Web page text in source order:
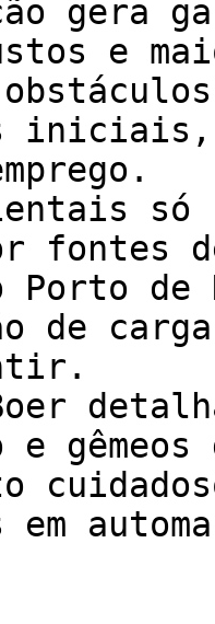
gera
e
fontes
de
de
e
em